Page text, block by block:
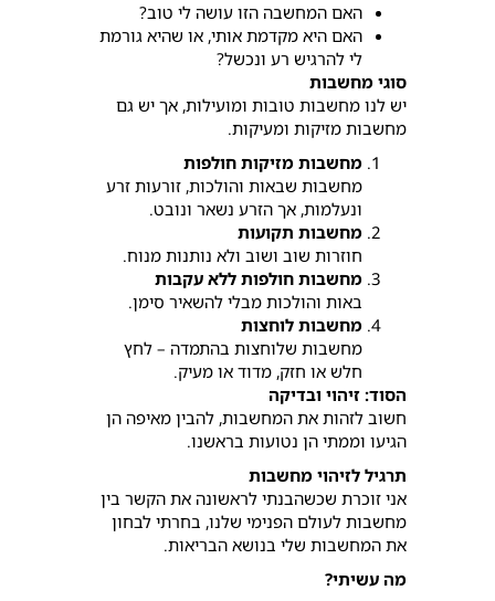
האם המחשבה הזו עושה לי טוב?
האם היא מקדמת אותי, או שהיא גורמת
לי להרגיש רע ונכשל?
סוגי מחשבות
יש לנו מחשבות טובות ומועילות, אך יש גם
מחשבות מזיקות ומעיקות.
מחשבות מזיקות חולפות
מחשבות שבאות והולכות, זורעות זרע
ונעלמות, אך הזרע נשאר ונובט.
מחשבות תקועות
חוזרות שוב ושוב ולא נותנות מנוח.
מחשבות חולפות ללא עקבות
באות והולכות מבלי להשאיר סימן.
מחשבות לוחצות
מחשבות שלוחצות בהתמדה – לחץ
חלש או חזק, מדוד או מעיק.
הסוד: זיהוי ובדיקה
חשוב לזהות את המחשבות, להבין מאיפה הן
הגיעו וממתי הן נטועות בראשנו.
תרגיל לזיהוי מחשבות
אני זוכרת שכשהבנתי לראשונה את הקשר בין
מחשבות לעולם הפנימי שלנו, בחרתי לבחון
את המחשבות שלי בנושא הבריאות.
מה עשיתי?